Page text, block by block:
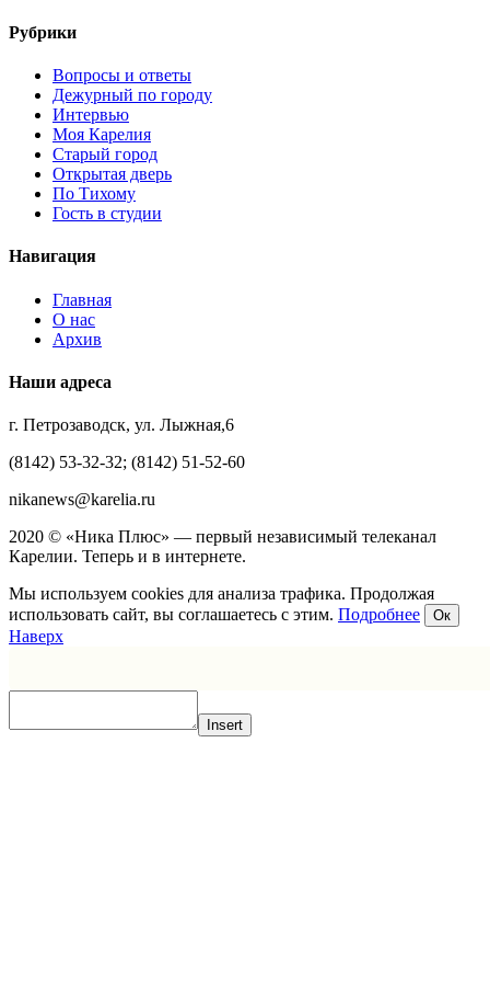
Рубрики
Вопросы и ответы
Дежурный по городу
Интервью
Моя Карелия
Старый город
Открытая дверь
По Тихому
Гость в студии
Навигация
Главная
О нас
Архив
Наши адреса
г. Петрозаводск, ул. Лыжная,6
(8142) 53-32-32; (8142) 51-52-60
nikanews@karelia.ru
2020 © «Ника Плюс» — первый независимый телеканал
Карелии. Теперь и в интернете.
Мы используем cookies для анализа трафика. Продолжая
использовать сайт, вы соглашаетесь с этим. Подробнее Ок
Наверх
Insert